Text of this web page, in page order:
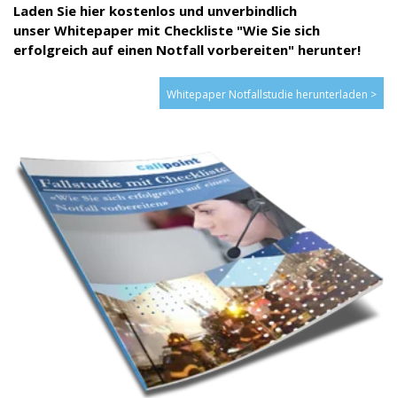
Laden Sie hier kostenlos und unverbindlich
unser Whitepaper mit Checkliste "Wie Sie sich
erfolgreich auf einen Notfall vorbereiten" herunter!
Whitepaper Notfallstudie herunterladen >